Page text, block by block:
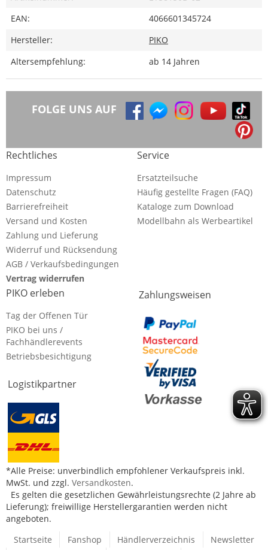
EAN:
4066601345724
Hersteller:
PIKO
Altersempfehlung:
ab 14 Jahren
FOLGE UNS AUF
Rechtliches
Impressum
Datenschutz
Barrierefreiheit
Versand und Kosten
Zahlung und Lieferung
Widerruf und Rücksendung
AGB / Verkaufsbedingungen
Vertrag widerrufen
Service
Ersatzteilsuche
Häufig gestellte Fragen (FAQ)
Kataloge zum Download
Modellbahn als Werbeartikel
PIKO erleben
Tag der Offenen Tür
PIKO bei uns /
Fachhändlerevents
Betriebsbesichtigung
Logistikpartner
Zahlungsweisen
*Alle Preise: unverbindlich empfohlener Verkaufspreis inkl.
MwSt. und zzgl. Versandkosten.
Es gelten die gesetzlichen Gewährleistungsrechte (2 Jahre ab
Lieferung); freiwillige Herstellergarantien werden nicht
angeboten.
Startseite
Fanshop Händlerverzeichnis
Newsletter